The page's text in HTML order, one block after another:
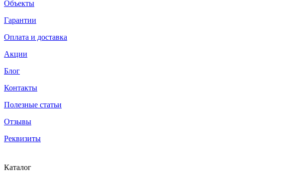
Объекты
Гарантии
Оплата и доставка
Акции
Блог
Контакты
Полезные статьи
Отзывы
Реквизиты
Каталог